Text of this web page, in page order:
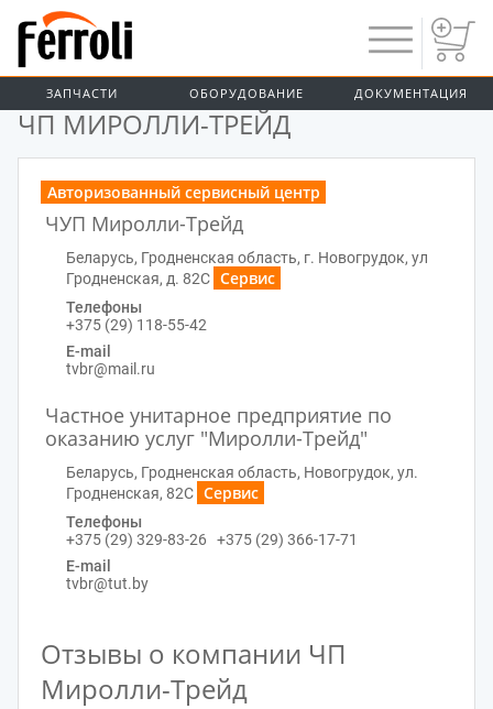
ЗАПЧАСТИ ОБОРУДОВАНИЕ ДОКУМЕНТАЦИЯ
ГЛАВНАЯ
ЧП МИРОЛЛИ-ТРЕЙД
Авторизованный сервисный центр
ЧУП Миролли-Трейд
Беларусь, Гродненская область, г. Новогрудок, ул
Гродненская, д. 82С Сервис
Телефоны
+375 (29) 118-55-42
E-mail
tvbr@mail.ru
Частное унитарное предприятие по
оказанию услуг "Миролли-Трейд"
Беларусь, Гродненская область, Новогрудок, ул.
Гродненская, 82С Сервис
Телефоны
+375 (29) 329-83-26 +375 (29) 366-17-71
E-mail
tvbr@tut.by
Отзывы о компании ЧП
Миролли-Трейд